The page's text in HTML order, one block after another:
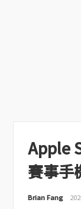
Apple
賽事手
Brian Fang